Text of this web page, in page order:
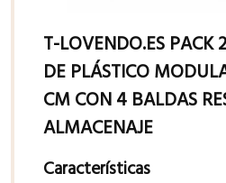
T-LOVENDO.ES PACK
DE PLÁSTICO
CM CON 4 BALDAS
ALMACENAJE
Características